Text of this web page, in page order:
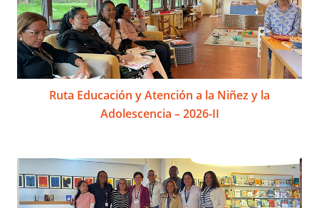
Ruta Educación y Atención a la Niñez y la
Adolescencia – 2026-II